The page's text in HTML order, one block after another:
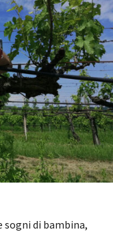
sogni di bambina,